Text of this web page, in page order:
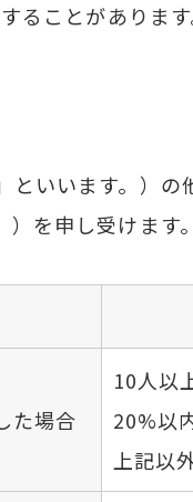
ることがあります
いいます。）の
を申し受けます。
た場合
10人以
20%以
上記以